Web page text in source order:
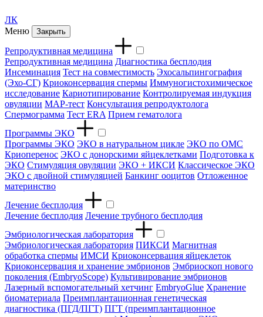
ЛК
Меню
Закрыть
Репродуктивная медицина
Репродуктивная медицина Диагностика бесплодия
Инсеминация Тест на совместимость Эхосальпингография
(Эхо-СГ) Криоконсервация спермы Иммуногистохимическое
исследование Кариотипирование Контролируемая индукция
овуляции МАР-тест Консультация репродуктолога
Спермограмма Тест ERA Прием гематолога
Программы ЭКО
Программы ЭКО ЭКО в натуральном цикле ЭКО по ОМС
Криоперенос ЭКО с донорскими яйцеклетками Подготовка к
ЭКО Стимуляция овуляции ЭКО + ИКСИ Классическое ЭКО
ЭКО с двойной стимуляцией Банкинг ооцитов Отложенное
материнство
Лечение бесплодия
Лечение бесплодия Лечение трубного бесплодия
Эмбриологическая лаборатория
Эмбриологическая лаборатория ПИКСИ Магнитная
обработка спермы ИМСИ Криоконсервация яйцеклеток
Криоконсервация и хранение эмбрионов Эмбриоскоп нового
поколения (EmbryoScope) Культивирование эмбрионов
Лазерный вспомогательный хетчинг EmbryoGlue Хранение
биоматериала Преимплантационная генетическая
диагностика (ПГД/ПГТ) ПГТ (преимплантационное